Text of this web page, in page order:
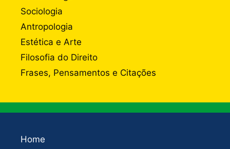
Sociologia
Antropologia
Estética e Arte
Filosofia do Direito
Frases, Pensamentos e Citações
Home